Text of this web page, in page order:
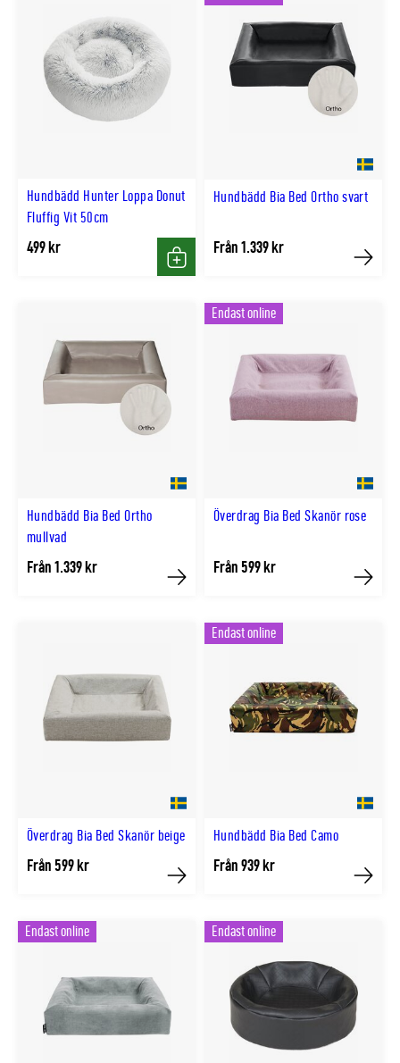
Hundbädd Hunter Loppa Donut
Fluffig Vit 50cm
499 kr
Köp
Hundbädd Bia Bed Ortho svart
Från 1.339 kr
Köp
Hundbädd Bia Bed Ortho
mullvad
Från 1.339 kr
Köp
Överdrag Bia Bed Skanör rose
Endast online
Från 599 kr
Köp
Överdrag Bia Bed Skanör beige
Från 599 kr
Köp
Hundbädd Bia Bed Camo
Endast online
Från 939 kr
Köp
Endast online Endast online